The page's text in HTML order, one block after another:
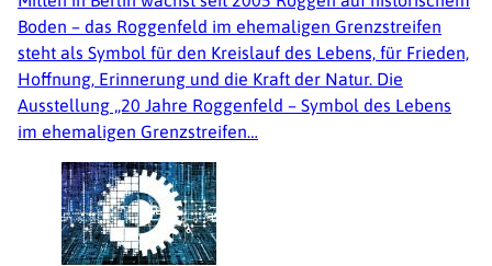
Boden – das Roggenfeld im ehemaligen Grenzstreifen
steht als Symbol für den Kreislauf des Lebens, für Frieden,
Hoffnung, Erinnerung und die Kraft der Natur. Die
Ausstellung „20 Jahre Roggenfeld – Symbol des Lebens
im ehemaligen Grenzstreifen…